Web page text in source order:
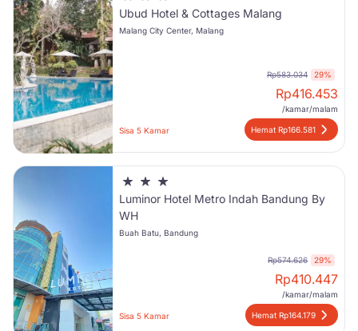
Ubud Hotel & Cottages Malang
Malang City Center, Malang
Rp583.034 29%
Rp416.453
/kamar/malam
Sisa 5 Kamar Hemat Rp166.581
Luminor Hotel Metro Indah Bandung By
WH
Buah Batu, Bandung
Rp574.626 29%
Rp410.447
/kamar/malam
Sisa 5 Kamar Hemat Rp164.179